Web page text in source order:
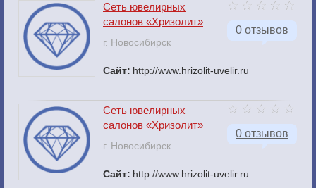
0 отзывов
Сеть ювелирных
салонов «Хризолит»
г. Новосибирск
Сайт: http://www.hrizolit-uvelir.ru
0 отзывов
Сеть ювелирных
салонов «Хризолит»
г. Новосибирск
Сайт: http://www.hrizolit-uvelir.ru